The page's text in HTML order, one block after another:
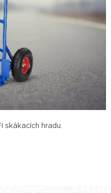
skákacích hradu.